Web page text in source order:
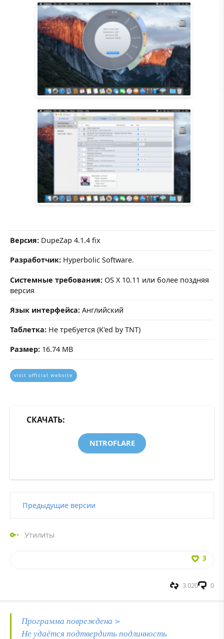
Версия: DupeZap 4.1.4 fix
Разработчик: Hyperbolic Software.
Системные требования: OS X 10.11 или более поздняя
версия
Язык интерфейса: Английский
Таблетка: Не требуется (K'ed by TNT)
Размер: 16.74 MB
visit official website
СКАЧАТЬ:
NITROFLARE
Предыдущие версии
Утилиты
3
0
3 020
Программа повреждена >
Не удаётся подтвердить подлинность